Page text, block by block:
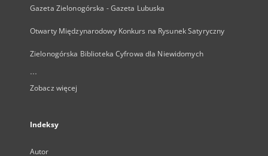
Gazeta Zielonogórska - Gazeta Lubuska
Otwarty Międzynarodowy Konkurs na Rysunek Satyryczny
Zielonogórska Biblioteka Cyfrowa dla Niewidomych
...
Zobacz więcej
Indeksy
Autor